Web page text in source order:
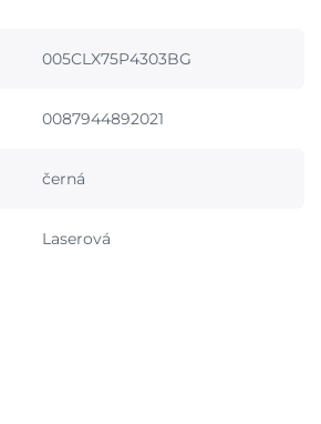
005CLX75P4303BG
0087944892021
černá
Laserová